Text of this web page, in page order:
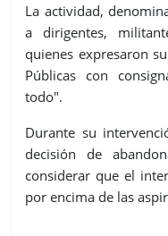
La actividad,
a dirigentes,
quienes expresaron
Públicas con
todo".
Durante su
decisión de
considerar que el
por encima de las